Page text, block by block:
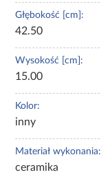
Głębokość [cm]:
42.50
Wysokość [cm]:
15.00
Kolor:
inny
Materiał wykonania:
ceramika